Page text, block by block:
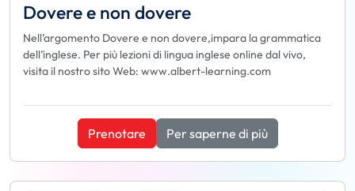
Dovere e non dovere
Nell’argomento Dovere e non dovere,impara la grammatica
dell’inglese. Per più lezioni di lingua inglese online dal vivo,
visita il nostro sito Web: www.albert-learning.com
Prenotare Per saperne di più